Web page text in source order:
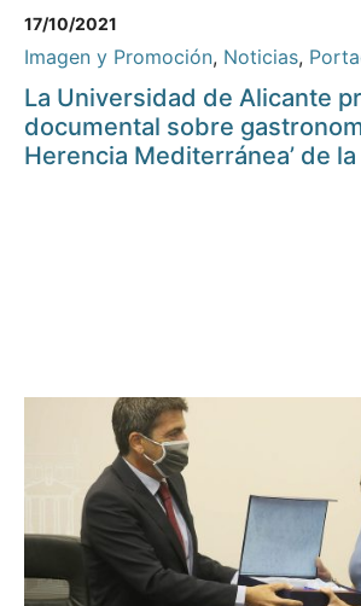
17/10/2021
Imagen y Promoción, Noticias,
La Universidad de Alicante
documental sobre
Herencia Mediterránea’ de